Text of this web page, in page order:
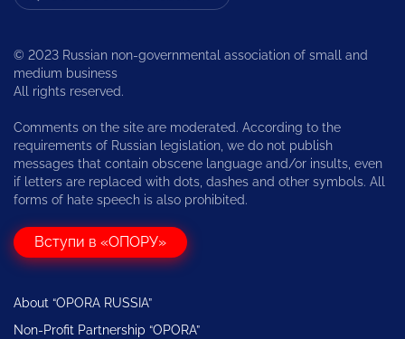
© 2023 Russian non-governmental association of small and
medium business
All rights reserved.
Comments on the site are moderated. According to the
requirements of Russian legislation, we do not publish
messages that contain obscene language and/or insults, even
if letters are replaced with dots, dashes and other symbols. All
forms of hate speech is also prohibited.
Вступи в «ОПОРУ»
About “OPORA RUSSIA”
Non-Profit Partnership “OPORA”